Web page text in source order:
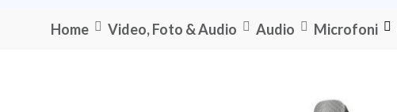
Home Video, Foto & Audio Audio Microfoni